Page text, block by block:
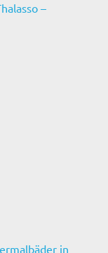
–
in